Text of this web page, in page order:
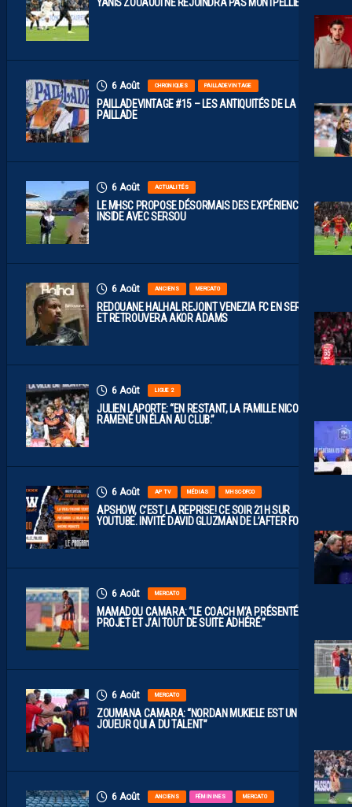
6 Août CHRONIQUES PAILLADEVINTAGE
PAILLADEVINTAGE #15 – LES ANTIQUITÉS DE LA
PAILLADE
6 Août ACTUALITÉS
LE MHSC PROPOSE DÉSORMAIS DES EXPÉRIENCES
INSIDE AVEC SERSOU
6 Août ANCIENS MERCATO
REDOUANE HALHAL REJOINT VENEZIA FC EN SERIE A
ET RETROUVERA AKOR ADAMS
6 Août LIGUE 2
JULIEN LAPORTE: “EN RESTANT, LA FAMILLE NICOLLIN A
RAMENÉ UN ÉLAN AU CLUB.”
6 Août AP TV MÉDIAS MHSC-DFCO
APSHOW, C’EST LA REPRISE! CE SOIR 21H SUR
YOUTUBE. INVITÉ DAVID GLUZMAN DE L’AFTER FOOT.
6 Août MERCATO
MAMADOU CAMARA: “LE COACH M’A PRÉSENTÉ LE
PROJET ET J’AI TOUT DE SUITE ADHÉRÉ.”
6 Août MERCATO
ZOUMANA CAMARA: “NORDAN MUKIELE EST UN
JOUEUR QUI A DU TALENT”
6 Août ANCIENS FÉMININES MERCATO